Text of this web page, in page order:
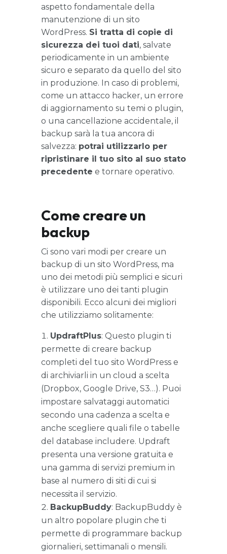
aspetto fondamentale della
manutenzione di un sito
WordPress. Si tratta di copie di
sicurezza dei tuoi dati, salvate
periodicamente in un ambiente
sicuro e separato da quello del sito
in produzione. In caso di problemi,
come un attacco hacker, un errore
di aggiornamento su temi o plugin,
o una cancellazione accidentale, il
backup sarà la tua ancora di
salvezza: potrai utilizzarlo per
ripristinare il tuo sito al suo stato
precedente e tornare operativo.
Come creare un
backup
Ci sono vari modi per creare un
backup di un sito WordPress, ma
uno dei metodi più semplici e sicuri
è utilizzare uno dei tanti plugin
disponibili. Ecco alcuni dei migliori
che utilizziamo solitamente:
UpdraftPlus: Questo plugin ti
permette di creare backup
completi del tuo sito WordPress e
di archiviarli in un cloud a scelta
(Dropbox, Google Drive, S3…). Puoi
impostare salvataggi automatici
secondo una cadenza a scelta e
anche scegliere quali file o tabelle
del database includere. Updraft
presenta una versione gratuita e
una gamma di servizi premium in
base al numero di siti di cui si
necessita il servizio.
BackupBuddy: BackupBuddy è
un altro popolare plugin che ti
permette di programmare backup
giornalieri, settimanali o mensili.